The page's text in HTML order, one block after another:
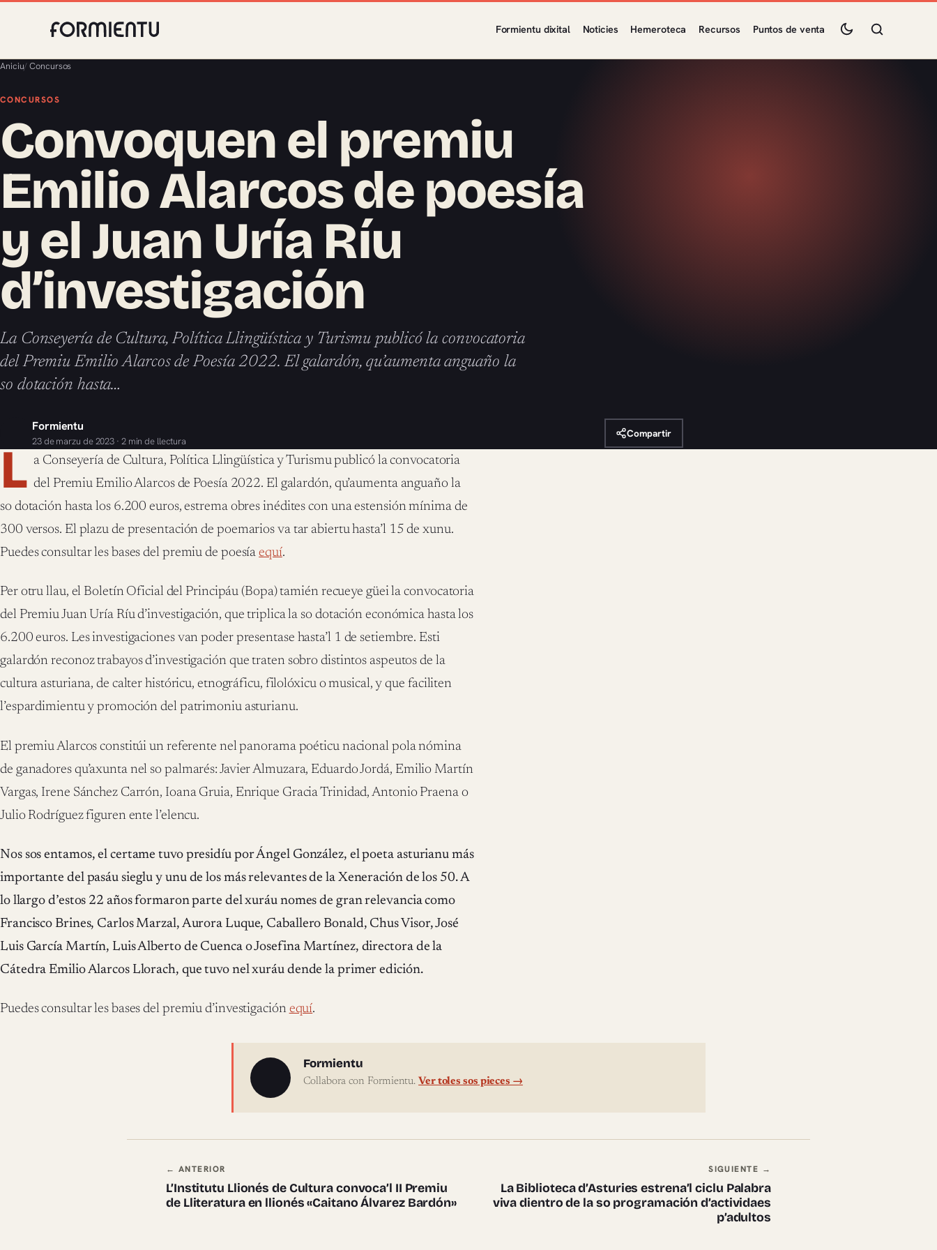
Formientu dixital Noticies Hemeroteca Recursos Puntos de venta
Aniciu/Concursos
CONCURSOS
Convoquen el premiu
Emilio Alarcos de poesía
y el Juan Uría Ríu
d’investigación
La Conseyería de Cultura, Política Llingüística y Turismu publicó la convocatoria
del Premiu Emilio Alarcos de Poesía 2022. El galardón, qu’aumenta anguaño la
so dotación hasta…
Formientu
23 de marzu de 2023 · 2 min de llectura
Compartir
L a Conseyería de Cultura, Política Llingüística y Turismu publicó la convocatoria
del Premiu Emilio Alarcos de Poesía 2022. El galardón, qu’aumenta anguaño la
so dotación hasta los 6.200 euros, estrema obres inédites con una estensión mínima de
300 versos. El plazu de presentación de poemarios va tar abiertu hasta’l 15 de xunu.
Puedes consultar les bases del premiu de poesíaequí.
Per otru llau, el Boletín Oficial del Principáu (Bopa) tamién recueye güei la convocatoria
del Premiu Juan Uría Ríu d’investigación, que triplica la so dotación económica hasta los
6.200 euros. Les investigaciones van poder presentase hasta’l 1 de setiembre. Esti
galardón reconoz trabayos d’investigación que traten sobro distintos aspeutos de la
cultura asturiana, de calter históricu, etnográficu, filolóxicu o musical, y que faciliten
l’espardimientu y promoción del patrimoniu asturianu.
El premiu Alarcos constitúi un referente nel panorama poéticu nacional pola nómina
de ganadores qu’axunta nel so palmarés: Javier Almuzara, Eduardo Jordá, Emilio Martín
Vargas, Irene Sánchez Carrón, Ioana Gruia, Enrique Gracia Trinidad, Antonio Praena o
Julio Rodríguez figuren ente l’elencu.
Nos sos entamos, el certame tuvo presidíu por Ángel González, el poeta asturianu más
importante del pasáu sieglu y unu de los más relevantes de la Xeneración de los 50. A
lo llargo d’estos 22 años formaron parte del xuráu nomes de gran relevancia como
Francisco Brines, Carlos Marzal, Aurora Luque, Caballero Bonald, Chus Visor, José
Luis García Martín, Luis Alberto de Cuenca o Josefina Martínez, directora de la
Cátedra Emilio Alarcos Llorach, que tuvo nel xuráu dende la primer edición.
Puedes consultar les bases del premiu d’investigación equí.
Sobre l'autor
Formientu
Collabora con Formientu.Ver toles sos pieces →
Navegación ente pieces
← ANTERIOR
L’Institutu Llionés de Cultura convoca’l II Premiu
de Lliteratura en llionés «Caitano Álvarez Bardón»
SIGUIENTE →
La Biblioteca d’Asturies estrena’l ciclu Palabra
viva dientro de la so programación d’actividaes
p’adultos